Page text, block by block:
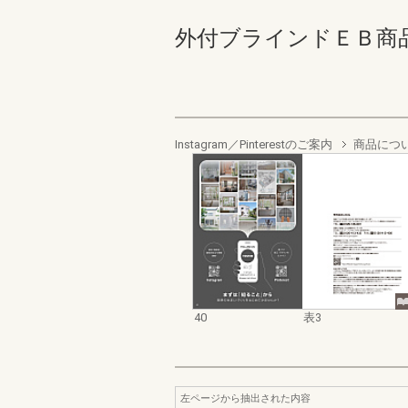
外付ブラインドＥＢ商
Instagram／Pinterestのご案内 商品につ
40 表3
左ページから抽出された内容